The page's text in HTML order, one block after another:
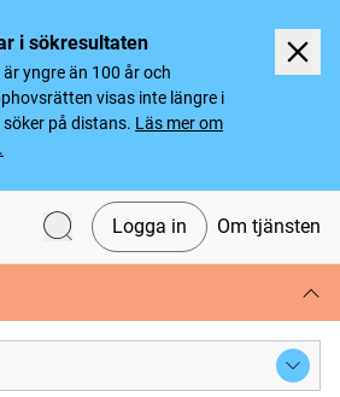
i sökresultaten
yngre än 100 år och
visas inte längre i
på distans. Läs mer om
Logga in Om tjänsten